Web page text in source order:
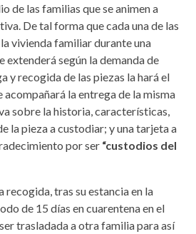
de las familias que se animen a
De tal forma que cada una de las
vivienda familiar durante una
extenderá según la demanda de
y recogida de las piezas la hará el
acompañará la entrega de la misma
sobre la historia, características,
la pieza a custodiar; y una tarjeta a
por ser “custodios del
recogida, tras su estancia en la
de 15 días en cuarentena en el
trasladada a otra familia para así